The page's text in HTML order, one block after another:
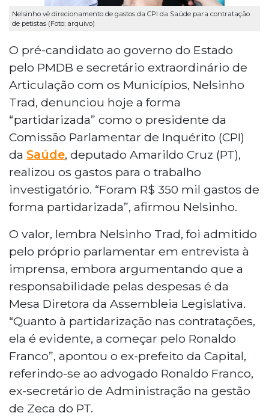
Nelsinho vê direcionamento de gastos da CPI da Saúde para contratação
de petistas (Foto: arquivo)
O pré-candidato ao governo do Estado
pelo PMDB e secretário extraordinário de
Articulação com os Municípios, Nelsinho
Trad, denunciou hoje a forma
“partidarizada” como o presidente da
Comissão Parlamentar de Inquérito (CPI)
da Saúde, deputado Amarildo Cruz (PT),
realizou os gastos para o trabalho
investigatório. “Foram R$ 350 mil gastos de
forma partidarizada”, afirmou Nelsinho.
O valor, lembra Nelsinho Trad, foi admitido
pelo próprio parlamentar em entrevista à
imprensa, embora argumentando que a
responsabilidade pelas despesas é da
Mesa Diretora da Assembleia Legislativa.
“Quanto à partidarização nas contratações,
ela é evidente, a começar pelo Ronaldo
Franco”, apontou o ex-prefeito da Capital,
referindo-se ao advogado Ronaldo Franco,
ex-secretário de Administração na gestão
de Zeca do PT.